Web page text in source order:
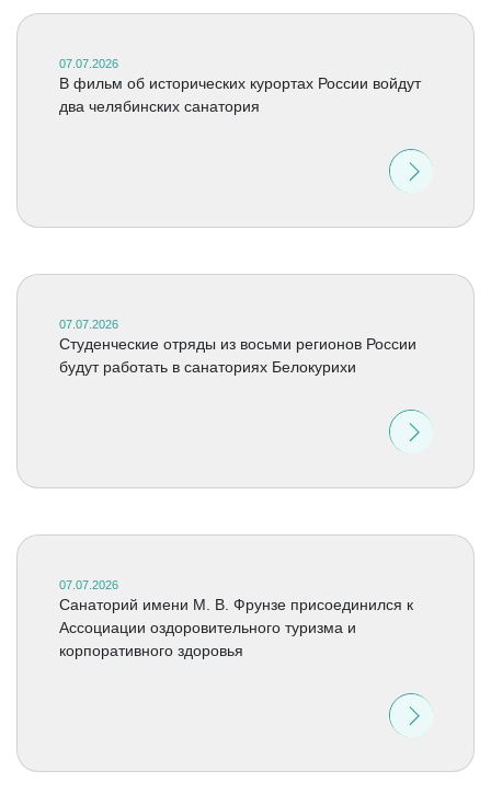
07.07.2026
В фильм об исторических курортах России войдут
два челябинских санатория
07.07.2026
Студенческие отряды из восьми регионов России
будут работать в санаториях Белокурихи
07.07.2026
Санаторий имени М. В. Фрунзе присоединился к
Ассоциации оздоровительного туризма и
корпоративного здоровья